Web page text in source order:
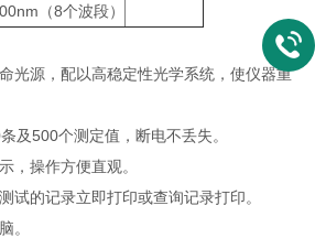
（8个波段）
光源，配以高稳定性光学系统，使仪器重
及500个测定值，断电不丢失。
，操作方便直观。
试的记录立即打印或查询记录打印。
。